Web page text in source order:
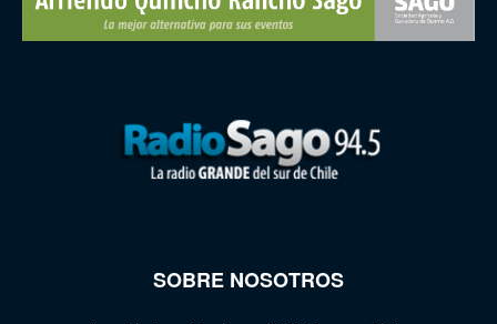
SOBRE NOSOTROS